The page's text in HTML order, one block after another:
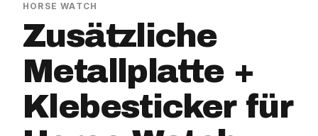
HORSE WATCH
Zusätzliche
Metallplatte +
Klebesticker für